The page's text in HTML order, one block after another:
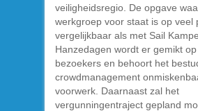
veiligheidsregio. De opgave
werkgroep voor staat is op veel
vergelijkbaar als met Sail
Hanzedagen wordt er gemikt
bezoekers en behoort het
crowdmanagement
voorwerk. Daarnaast zal het
vergunningentraject gepland